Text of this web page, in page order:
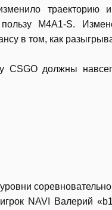
траекторию
M4A1-S.
в том, как
должны
NAVI Валерий